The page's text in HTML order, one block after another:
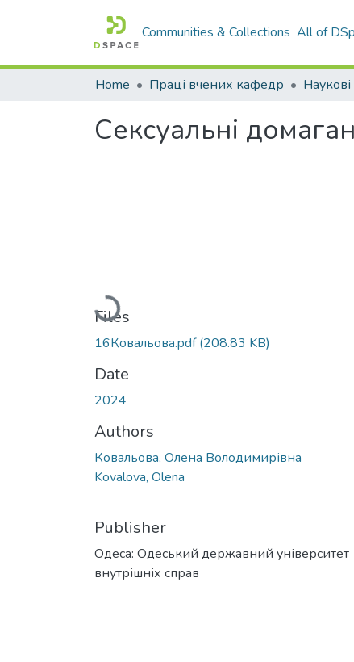
Communities & Collections All of
Home Праці вчених кафедр Наукові
Сексуальні
Loading...
Files
16Ковальова.pdf(208.83 KB)
Date
2024
Authors
Ковальова, Олена Володимирівна
Kovalova, Olena
Publisher
Одеса: Одеський державний університет
внутрішніх справ